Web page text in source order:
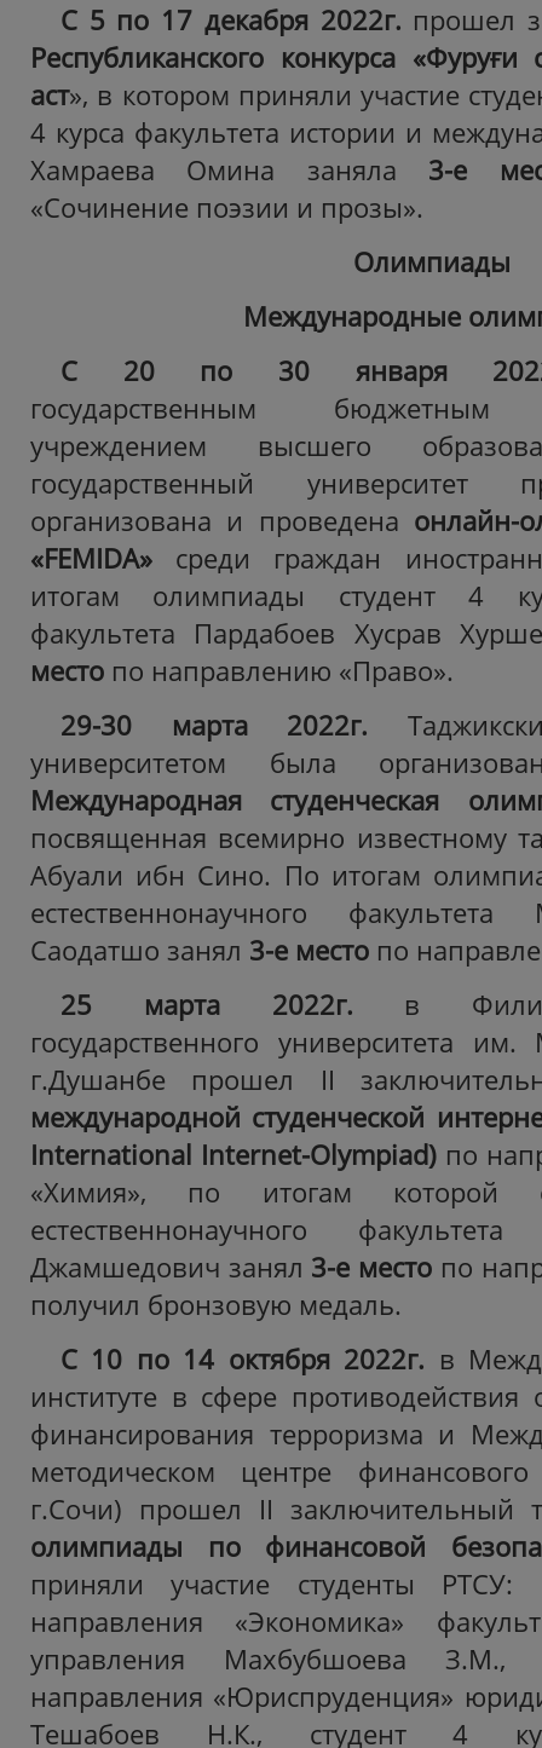
С 5 по 17 декабря 2022г. прошел
Республиканского конкурса
аст», в котором приняли участие
4 курса факультета истории и
Хамраева Омина заняла 3-е
«Сочинение поэзии и прозы».
Олимпиады
Международные
С 20 по 30 января
государственным бюджетным
учреждением высшего
государственный университет
организована и проведена онлайн-
«FEMIDA» среди граждан
итогам олимпиады студент 4
факультета Пардабоев Хусрав
место по направлению «Право».
29-30 марта 2022г.
университетом была
Международная студенческая
посвященная всемирно известному
Абуали ибн Сино. По итогам
естественнонаучного
Саодатшо занял 3-е место по
25 марта 2022г. в
государственного университета
г.Душанбе прошел II
международной студенческой
International Internet-Olympiad) по
«Химия», по итогам которой
естественнонаучного
Джамшедович занял 3-е место по
получил бронзовую медаль.
С 10 по 14 октября 2022г. в
институте в сфере
финансирования терроризма и
методическом центре
г.Сочи) прошел II заключительный
олимпиады по финансовой
приняли участие студенты РТСУ:
направления «Экономика»
управления Махбубшоева З.М.,
направления «Юриспруденция»
Тешабоев Н.К., студент 4